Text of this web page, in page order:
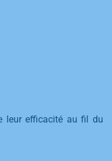
leur efficacité au fil du